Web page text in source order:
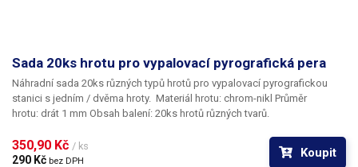
Sada 20ks hrotu pro vypalovací pyrografická pera
Náhradní sada 20ks různýchtypů hrotů pro vypalovací pyrografickou
stanici s jedním / dvěma hroty. Materiál hrotu: chrom-nikl Průměr
hrotu: drát 1 mm Obsah balení: 20ks hrotů různých tvarů.
350,90 Kč / ks
290 Kč bez DPH
Koupit